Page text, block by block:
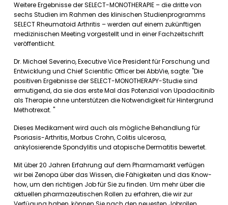
Weitere Ergebnisse der SELECT-MONOTHERAPIE – die dritte von
sechs Studien im Rahmen des klinischen Studienprogramms
SELECT Rheumatoid Arthritis – werden auf einem zukünftigen
medizinischen Meeting vorgestellt und in einer Fachzeitschrift
veröffentlicht.
Dr. Michael Severino, Executive Vice President für Forschung und
Entwicklung und Chief Scientific Officer bei AbbVie, sagte: "Die
positiven Ergebnisse der SELECT-MONOTHERAPY-Studie sind
ermutigend, da sie das erste Mal das Potenzial von Upadacitinib
als Therapie ohne unterstützen die Notwendigkeit für Hintergrund
Methotrexat. "
Dieses Medikament wird auch als mögliche Behandlung für
Psoriasis-Arthritis, Morbus Crohn, Colitis ulcerosa,
ankylosierende Spondylitis und atopische Dermatitis bewertet.
Mit über 20 Jahren Erfahrung auf dem Pharmamarkt verfügen
wir bei Zenopa über das Wissen, die Fähigkeiten und das Know-
how, um den richtigen Job für Sie zu finden. Um mehr über die
aktuellen pharmazeutischen Rollen zu erfahren, die wir zur